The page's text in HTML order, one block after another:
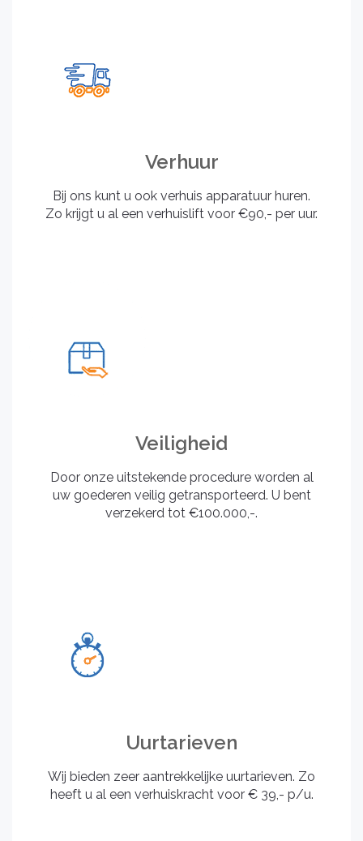
Verhuur
Bij ons kunt u ook verhuis apparatuur huren.
Zo krijgt u al een verhuislift voor €90,- per uur.
Veiligheid
Door onze uitstekende procedure worden al
uw goederen veilig getransporteerd. U bent
verzekerd tot €100.000,-.
Uurtarieven
Wij bieden zeer aantrekkelijke uurtarieven. Zo
heeft u al een verhuiskracht voor € 39,- p/u.